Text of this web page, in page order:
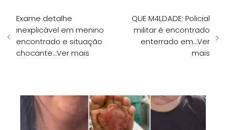
Exame detalhe
inexplicável em menino
encontrado e situação
chocante…Ver mais
QUE M4LDADE: Policial
militar é encontrado
enterrado em…Ver
mais